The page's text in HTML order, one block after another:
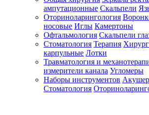
ампутационные Скальпели
Оториноларингология
носовые Иглы Камертоны
Офтальмология Скальпели
Стоматология Терапия
карпульные Лотки
Травматология и
измерители канала Угломеры
Наборы инструментов
Стоматология